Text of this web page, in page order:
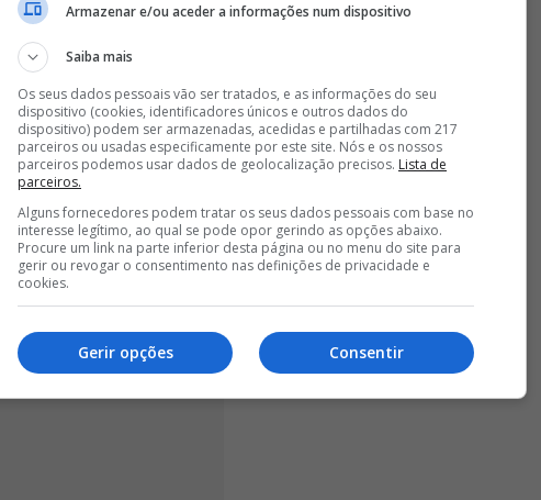
< >
mais um ano. É um clube importante para
diferentes" , afirmou em declarações à
Luz em 2025, proveniente do Dossobuono.
Armazenar e/ou aceder a informações num dispositivo
Saiba mais
Os seus dados pessoais vão ser tratados, e as informações do seu
dispositivo (cookies, identificadores únicos e outros dados do
dispositivo) podem ser armazenadas, acedidas e partilhadas com 217
parceiros ou usadas especificamente por este site. Nós e os nossos
parceiros podemos usar dados de geolocalização precisos. Lista de
parceiros.
Alguns fornecedores podem tratar os seus dados pessoais com base no
interesse legítimo, ao qual se pode opor gerindo as opções abaixo.
Procure um link na parte inferior desta página ou no menu do site para
gerir ou revogar o consentimento nas definições de privacidade e
cookies.
Consentir
Gerir opções